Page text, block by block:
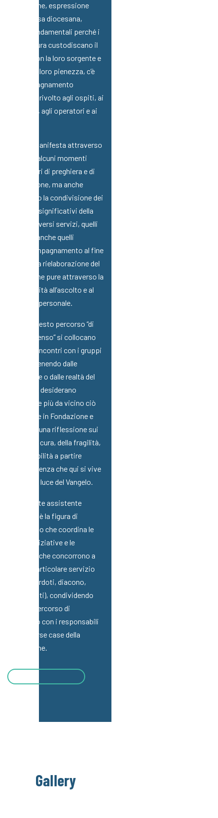
Fondazione, espressione
della Chiesa diocesana,
ritiene fondamentali perché i
gesti di cura custodiscano il
legame con la loro sorgente e
trovino la loro pienezza, c’è
l’accompagnamento
spirituale rivolto agli ospiti, ai
famigliari, agli operatori e ai
Esso si manifesta attraverso
la cura di alcuni momenti
comunitari di preghiera e di
celebrazione, ma anche
attraverso la condivisione dei
momenti significativi della
vita dei diversi servizi, quelli
gioiosi e anche quelli
dell’accompagnamento al fine
vita e della rielaborazione del
lutto, come pure attraverso la
disponibilità all’ascolto e al
colloquio personale.
Dentro questo percorso “di
cura del senso” si collocano
anche gli incontri con i gruppi
che, provenendo dalle
parrocchie o dalle realtà del
territorio, desiderano
conoscere più da vicino ciò
che si vive in Fondazione e
chiedono una riflessione sui
temi della cura, della fragilità,
della disabilità a partire
dall’esperienza che qui si vive
riletta alla luce del Vangelo.
Il sacerdote assistente
spirituale è la figura di
riferimento che coordina le
diverse iniziative e le
presenze che concorrono a
questo particolare servizio
(altri sacerdoti, diacono,
seminaristi), condividendo
anche il percorso di
confronto con i responsabili
delle diverse case della
Fondazione.
Gallery